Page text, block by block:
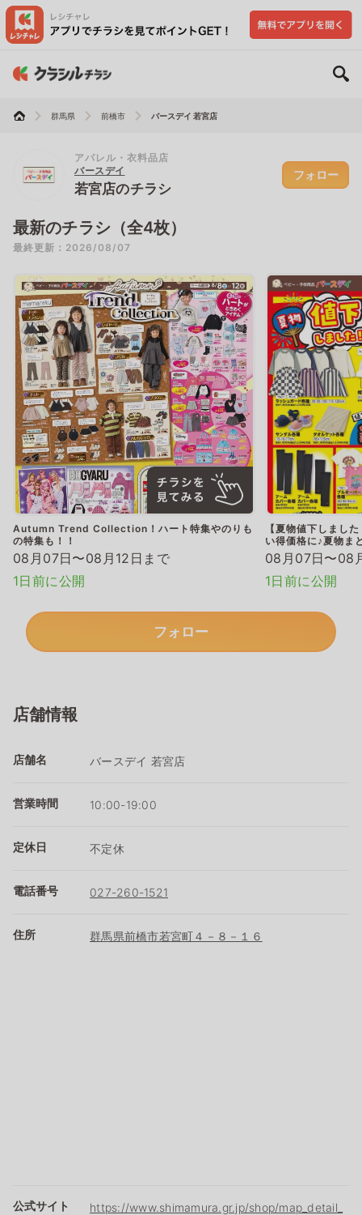
群馬県 前橋市 バースデイ 若宮店
アパレル・衣料品店
バースデイ
若宮店のチラシ
フォロー
最新のチラシ（全4枚）
最終更新：2026/08/07
Autumn Trend Collection！ハート特集やのりも
の特集も！！
08月07日〜08月12日まで
1日前に公開
【夏物値下しまし
い得価格に♪夏物ま
08月07日〜08
1日前に公開
フォロー
店舗情報
店舗名 バースデイ 若宮店
営業時間 10:00-19:00
定休日 不定休
電話番号 027-260-1521
住所 群馬県前橋市若宮町４－８－１６
公式サイト
https://www.shimamura.gr.jp/shop/map_detail_